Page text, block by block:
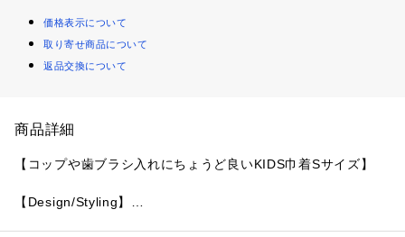
価格表示について
取り寄せ商品について
返品交換について
商品詳細
【コップや歯ブラシ入れにちょうど良いKIDS巾着Sサイズ】
【Design/Styling】